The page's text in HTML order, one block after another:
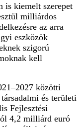
is kiemelt szerepet
milliárdos
az arra
eszközök
szigorú
kell
közötti
és területi
Fejlesztési
4,2 milliárd euró